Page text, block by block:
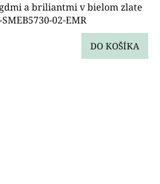
a briliantmi v bielom zlate
02-EMR
DO KOŠÍKA